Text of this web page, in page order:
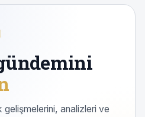
gelişmelerini, analizleri ve